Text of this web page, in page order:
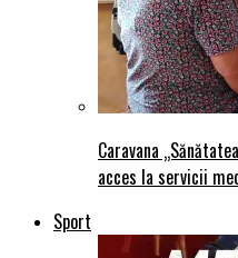
Caravana
acces la servicii
Sport